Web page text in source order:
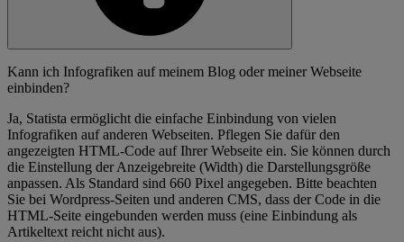
Kann ich Infografiken auf meinem Blog oder meiner Webseite
einbinden?
Ja, Statista ermöglicht die einfache Einbindung von vielen
Infografiken auf anderen Webseiten. Pflegen Sie dafür den
angezeigten HTML-Code auf Ihrer Webseite ein. Sie können durch
die Einstellung der Anzeigebreite (Width) die Darstellungsgröße
anpassen. Als Standard sind 660 Pixel angegeben. Bitte beachten
Sie bei Wordpress-Seiten und anderen CMS, dass der Code in die
HTML-Seite eingebunden werden muss (eine Einbindung als
Artikeltext reicht nicht aus).